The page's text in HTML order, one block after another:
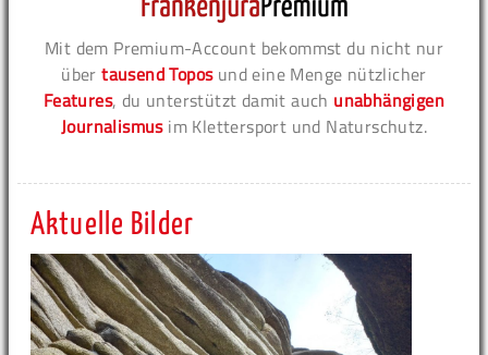
Mit dem Premium-Account bekommst du nicht nur
übertausend Toposund eine Menge nützlicher
Features, du unterstützt damit auch unabhängigen
Journalismusim Klettersport und Naturschutz.
Aktuelle Bilder